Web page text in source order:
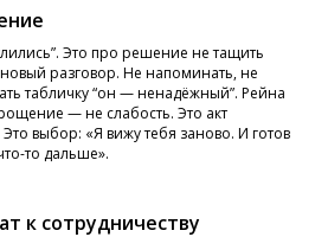
Это про решение не тащить
разговор. Не напоминать, не
табличку “он — ненадёжный”. Рейна
— не слабость. Это акт
выбор: «Я вижу тебя заново. И готов
то дальше».
к сотрудничеству